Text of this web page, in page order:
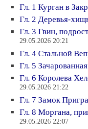
Гл. 1 Курган в
Гл. 2 Деревья-
Гл. 3 Гвин,
29.05.2026 20:21
Гл. 4 Стальной
Гл. 5
Гл. 6 Королева
29.05.2026 21:22
Гл. 7 Замок
Гл. 8 Моргана,
29.05.2026 22:07